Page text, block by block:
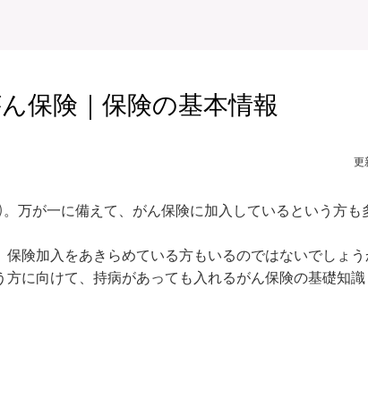
保険｜保険の基本情報
更
万が一に備えて、がん保険に加入しているという方も
険加入をあきらめている方もいるのではないでしょう
に向けて、持病があっても入れるがん保険の基礎知